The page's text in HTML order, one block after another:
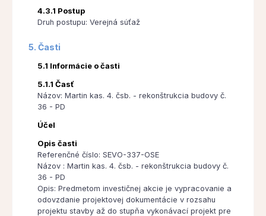
4.3.1 Postup
Druh postupu: Verejná súťaž
5. Časti
5.1 Informácie o časti
5.1.1 Časť
Názov: Martin kas. 4. čsb. - rekonštrukcia budovy č.
36 - PD
Účel
Opis časti
Referenčné číslo: SEVO-337-OSE
Názov : Martin kas. 4. čsb. - rekonštrukcia budovy č.
36 - PD
Opis: Predmetom investičnej akcie je vypracovanie a
odovzdanie projektovej dokumentácie v rozsahu
projektu stavby až do stupňa vykonávací projekt pre